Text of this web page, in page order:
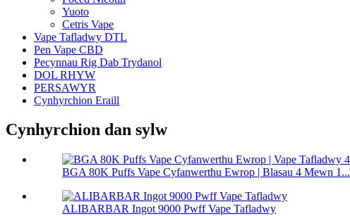
Yuoto
Cetris Vape
Vape Tafladwy DTL
Pen Vape CBD
Pecynnau Rig Dab Trydanol
DOL RHYW
PERSAWYR
Cynhyrchion Eraill
Cynhyrchion dan sylw
BGA 80K Puffs Vape Cyfanwerthu Ewrop | Blasau 4 Mewn 1...
ALIBARBAR Ingot 9000 Pwff Vape Tafladwy